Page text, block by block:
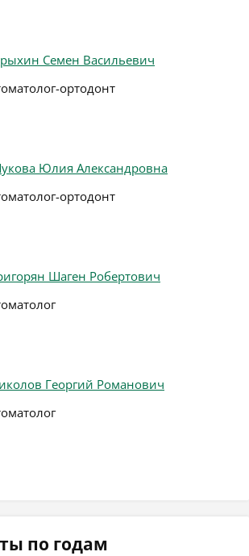
Семен Васильевич
ортодонт
Юлия Александровна
ортодонт
Шаген Робертович
Георгий Романович
по годам